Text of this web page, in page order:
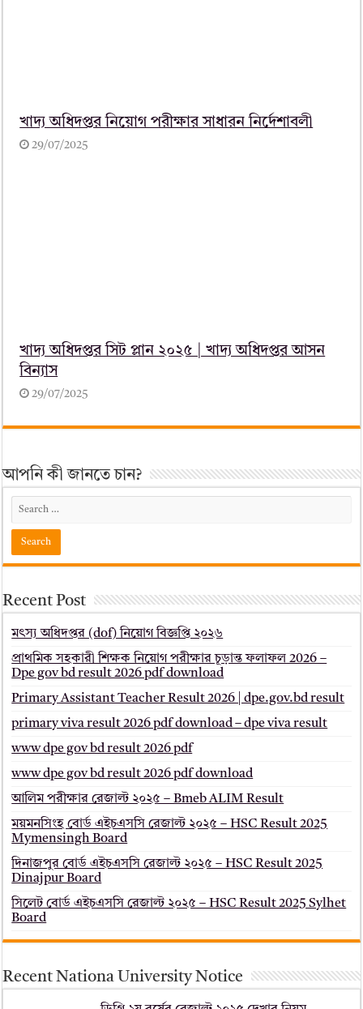
খাদ্য অধিদপ্তর নিয়োগ পরীক্ষার সাধারন নির্দেশাবলী
29/07/2025
খাদ্য অধিদপ্তর সিট প্লান ২০২৫ | খাদ্য অধিদপ্তর আসন
বিন্যাস
29/07/2025
আপনি কী জানতে চান?
Recent Post
মৎস্য অধিদপ্তর (dof) নিয়োগ বিজ্ঞপ্তি ২০২৬
প্রাথমিক সহকারী শিক্ষক নিয়োগ পরীক্ষার চূড়ান্ত ফলাফল 2026 –
Dpe gov bd result 2026 pdf download
Primary Assistant Teacher Result 2026 | dpe.gov.bd result
primary viva result 2026 pdf download – dpe viva result
www dpe gov bd result 2026 pdf
www dpe gov bd result 2026 pdf download
আলিম পরীক্ষার রেজাল্ট ২০২৫ – Bmeb ALIM Result
ময়মনসিংহ বোর্ড এইচএসসি রেজাল্ট ২০২৫ – HSC Result 2025
Mymensingh Board
দিনাজপুর বোর্ড এইচএসসি রেজাল্ট ২০২৫ – HSC Result 2025
Dinajpur Board
সিলেট বোর্ড এইচএসসি রেজাল্ট ২০২৫ – HSC Result 2025 Sylhet
Board
Recent Nationa University Notice